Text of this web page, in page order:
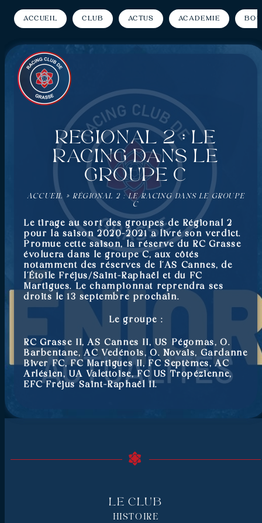
Accueil Club Actus Académie
Régional 2 : Le
Racing dans le
groupe C
ACCUEIL » RÉGIONAL 2 : LE RACING DANS LE GROUPE
C
Le tirage au sort des groupes de Régional 2
pour la saison 2020-2021 a livré son verdict.
Promue cette saison, la réserve du RC Grasse
évoluera dans le groupe C, aux côtés
notamment des réserves de l’AS Cannes, de
l’Étoile Fréjus/Saint-Raphaël et du FC
Martigues. Le championnat reprendra ses
droits le 13 septembre prochain.
Le groupe :
RC Grasse II, AS Cannes II, US Pégomas, O.
Barbentane, AC Vedénois, O. Novais, Gardanne
Biver FC, FC Martigues II, FC Septèmes, AC
Arlésien, UA Valettoise, FC US Tropézienne,
EFC Fréjus Saint-Raphaël II.
Le Club
HISTOIRE